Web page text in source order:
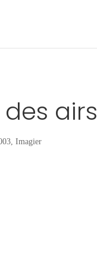
des airs
,Imagier